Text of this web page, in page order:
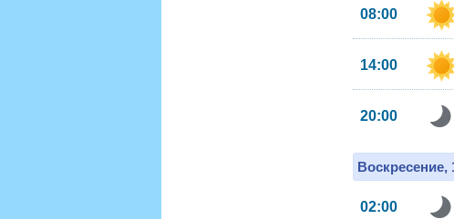
08:00
14:00
20:00
Воскресение,
02:00